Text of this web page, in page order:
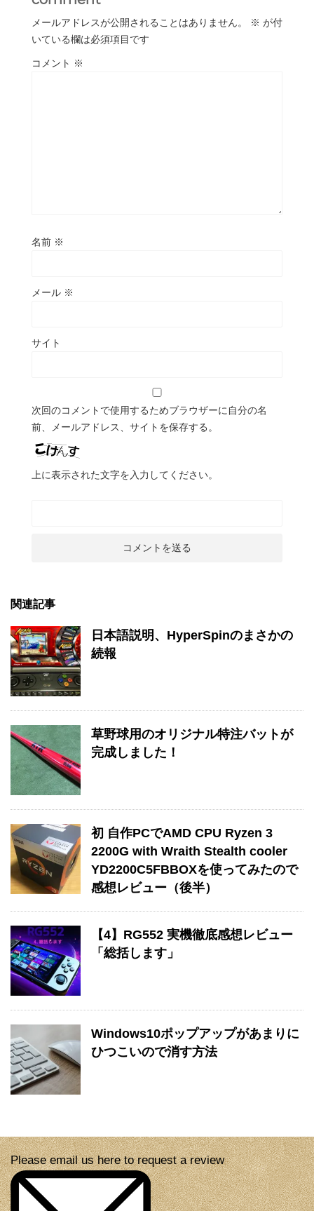
メールアドレスが公開されることはありません。 ※ が付
いている欄は必須項目です
コメント ※
名前 ※
メール ※
サイト
次回のコメントで使用するためブラウザーに自分の名
前、メールアドレス、サイトを保存する。
上に表示された文字を入力してください。
関連記事
日本語説明、HyperSpinのまさかの
続報
草野球用のオリジナル特注バットが
完成しました！
初 自作PCでAMD CPU Ryzen 3
2200G with Wraith Stealth cooler
YD2200C5FBBOXを使ってみたので
感想レビュー（後半）
【4】RG552 実機徹底感想レビュー
「総括します」
Windows10ポップアップがあまりに
ひつこいので消す方法
Please email us here to request a review